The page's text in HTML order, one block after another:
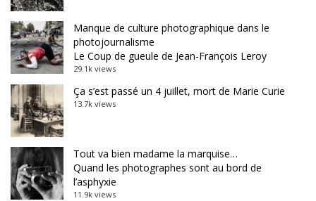
Manque de culture photographique dans le
photojournalisme
Le Coup de gueule de Jean-François Leroy
29.1k views
Ça s’est passé un 4 juillet, mort de Marie Curie
13.7k views
Tout va bien madame la marquise…
Quand les photographes sont au bord de
l’asphyxie
11.9k views